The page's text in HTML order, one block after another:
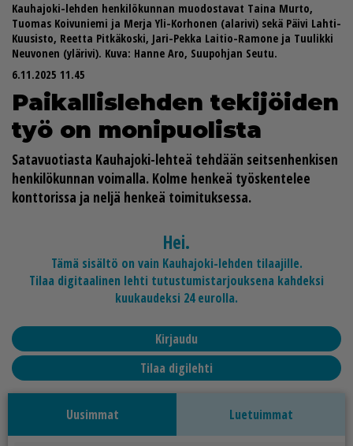
Kauhajoki-lehden henkilökunnan muodostavat Taina Murto,
Tuomas Koivuniemi ja Merja Yli-Korhonen (alarivi) sekä Päivi Lahti-
Kuusisto, Reetta Pitkäkoski, Jari-Pekka Laitio-Ramone ja Tuulikki
Neuvonen (ylärivi). Kuva: Hanne Aro, Suupohjan Seutu.
6.11.2025 11.45
Pai­kal­lis­leh­den te­ki­jöi­den
työ on mo­ni­puo­lis­ta
Sa­ta­vuo­ti­as­ta Kau­ha­jo­ki-leh­teä teh­dään seit­sen­hen­ki­sen
hen­ki­lö­kun­nan voi­mal­la. Kol­me hen­keä työs­ken­te­lee
kont­to­ris­sa ja nel­jä hen­keä toi­mi­tuk­ses­sa.
Hei.
Tämä sisältö on vain Kauhajoki-lehden tilaajille.
Tilaa digitaalinen lehti tutustumistarjouksena kahdeksi
kuukaudeksi 24 eurolla.
Kirjaudu
Tilaa digilehti
Uusimmat Luetuimmat